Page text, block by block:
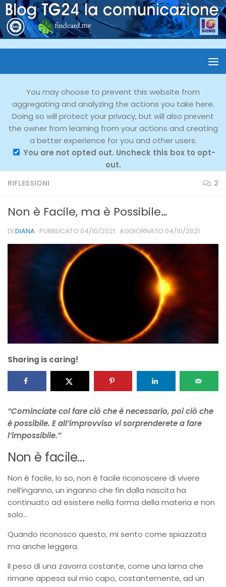
You may choose to prevent this website from
aggregating and analyzing the actions you take here.
Doing so will protect your privacy, but will also prevent
the owner from learning from your actions and creating
a better experience for you and other users.
You are not opted out. Uncheck this box to opt-
out.
RIFLESSIONI 2
Non è Facile, ma è Possibile…
DI DIANA · PUBBLICATO 04/10/2021 · AGGIORNATO 04/10/2021
Sharing is caring!
“Cominciate col fare ciò che è necessario, poi ciò che
è possibile. E all’improvviso vi sorprenderete a fare
l’impossibile.”
Non è facile…
Non è facile, lo so, non è facile riconoscere di vivere
nell’inganno, un inganno che fin dalla nascita ha
continuato ad esistere nella forma della materia e non
solo…
Quando riconosco questo, mi sento come spiazzata
ma anche leggera.
Il peso di una zavorra costante, come una lama che
rimane appesa sul mio capo, costantemente, ad un